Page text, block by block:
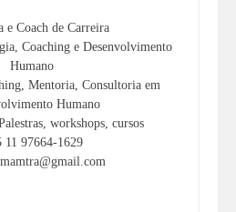
e Coach de Carreira
Coaching e Desenvolvimento
Humano
Mentoria, Consultoria em
Humano
workshops, cursos
11 97664-1629